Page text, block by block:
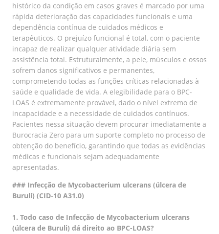
histórico da condição em casos graves é marcado por uma
rápida deterioração das capacidades funcionais e uma
dependência contínua de cuidados médicos e
terapêuticos. O prejuízo funcional é total, com o paciente
incapaz de realizar qualquer atividade diária sem
assistência total. Estruturalmente, a pele, músculos e ossos
sofrem danos significativos e permanentes,
comprometendo todas as funções críticas relacionadas à
saúde e qualidade de vida. A elegibilidade para o BPC-
LOAS é extremamente provável, dado o nível extremo de
incapacidade e a necessidade de cuidados contínuos.
Pacientes nessa situação devem procurar imediatamente a
Burocracia Zero para um suporte completo no processo de
obtenção do benefício, garantindo que todas as evidências
médicas e funcionais sejam adequadamente
apresentadas.
### Infecção de Mycobacterium ulcerans (úlcera de
Buruli) (CID-10 A31.0)
1. Todo caso de Infecção de Mycobacterium ulcerans
(úlcera de Buruli) dá direito ao BPC-LOAS?